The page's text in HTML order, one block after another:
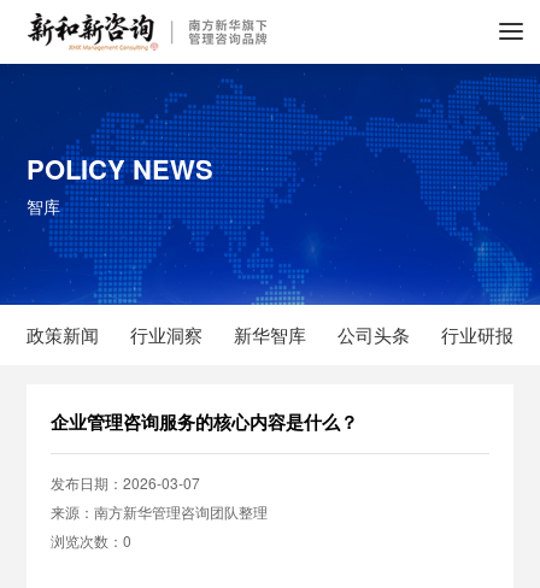
POLICY NEWS
智库
政策新闻 行业洞察 新华智库 公司头条 行业研报
企业管理咨询服务的核心内容是什么？
发布日期：2026-03-07
来源：南方新华管理咨询团队整理
浏览次数：0